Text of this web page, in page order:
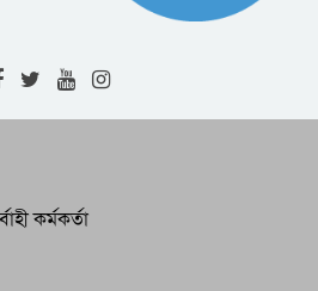
9 Arrests One with 7kg of
Liquor in Bishwambharpur
কর্মকর্তা